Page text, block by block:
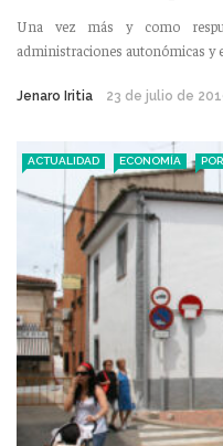
Una vez más y como
administraciones autonómicas y
Jenaro Iritia 23 de julio de
ACTUALIDAD ECONOMÍA